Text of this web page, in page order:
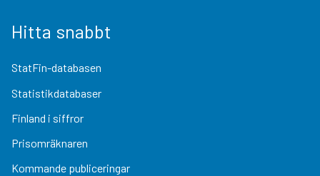
Hitta snabbt
StatFin-databasen
Statistikdatabaser
Finland i siffror
Prisomräknaren
Kommande publiceringar